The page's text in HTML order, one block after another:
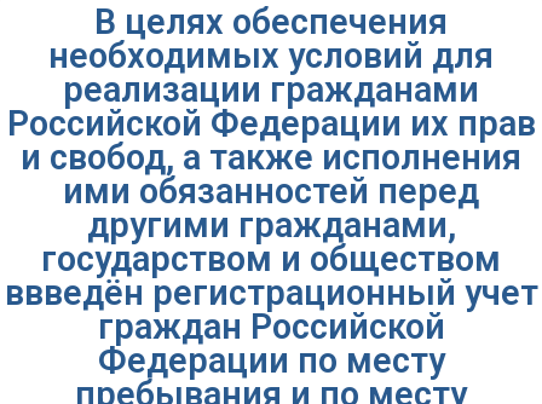
В целях обеспечения
необходимых условий для
реализации гражданами
Российской Федерации их прав
и свобод, а также исполнения
ими обязанностей перед
другими гражданами,
государством и обществом
ввведён регистрационный учет
граждан Российской
Федерации по месту
пребывания и по месту